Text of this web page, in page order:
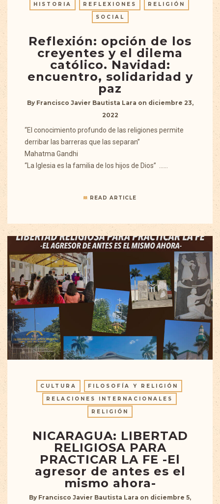
HISTORIA
REFLEXIONES
RELIGIÓN
SOCIAL
Reflexión: opción de los
creyentes y el dilema
católico. Navidad:
encuentro, solidaridad y
paz
By Francisco Javier Bautista Lara on diciembre 23,
2022
“El conocimiento profundo de las religiones permite
derribar las barreras que las separan”
Mahatma Gandhi
“La Iglesia es la familia de los hijos de Dios” ……
READ ARTICLE
CULTURA
FILOSOFÍA Y RELIGIÓN
RELACIONES INTERNACIONALES
RELIGIÓN
NICARAGUA: LIBERTAD
RELIGIOSA PARA
PRACTICAR LA FE -El
agresor de antes es el
mismo ahora-
By Francisco Javier Bautista Lara on diciembre 5,